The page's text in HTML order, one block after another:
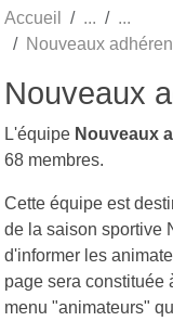
Accueil
Nouveaux
Nouveaux
L'équipe Nouveaux
68 membres.
Cette équipe est
de la saison sportive
d'informer les
page sera constituée
menu "animateurs"